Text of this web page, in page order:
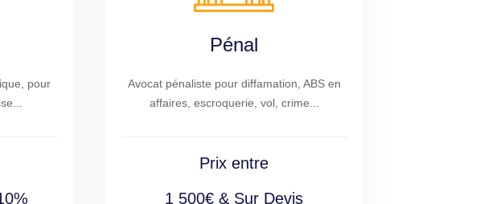
pour
Pénal
Avocat pénaliste pour diffamation, ABS en
affaires, escroquerie, vol, crime...
Prix entre
1 500€ & Sur Devis